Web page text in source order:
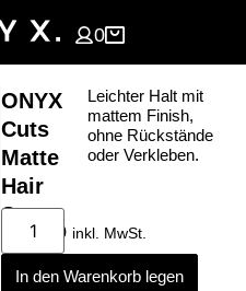
0
ONYX
Cuts
Matte
Hair
Spray
Leichter Halt mit
mattem Finish,
ohne Rückstände
oder Verkleben.
23,90 inkl. MwSt.
In den Warenkorb legen